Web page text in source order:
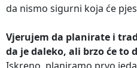
da nismo sigurni koja će
Vjerujem da planirate i
da je daleko, ali brzo će to